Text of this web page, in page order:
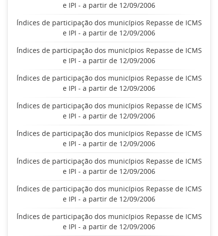
e IPI - a partir de 12/09/2006
Índices de participação dos municípios Repasse de ICMS
e IPI - a partir de 12/09/2006
Índices de participação dos municípios Repasse de ICMS
e IPI - a partir de 12/09/2006
Índices de participação dos municípios Repasse de ICMS
e IPI - a partir de 12/09/2006
Índices de participação dos municípios Repasse de ICMS
e IPI - a partir de 12/09/2006
Índices de participação dos municípios Repasse de ICMS
e IPI - a partir de 12/09/2006
Índices de participação dos municípios Repasse de ICMS
e IPI - a partir de 12/09/2006
Índices de participação dos municípios Repasse de ICMS
e IPI - a partir de 12/09/2006
Índices de participação dos municípios Repasse de ICMS
e IPI - a partir de 12/09/2006